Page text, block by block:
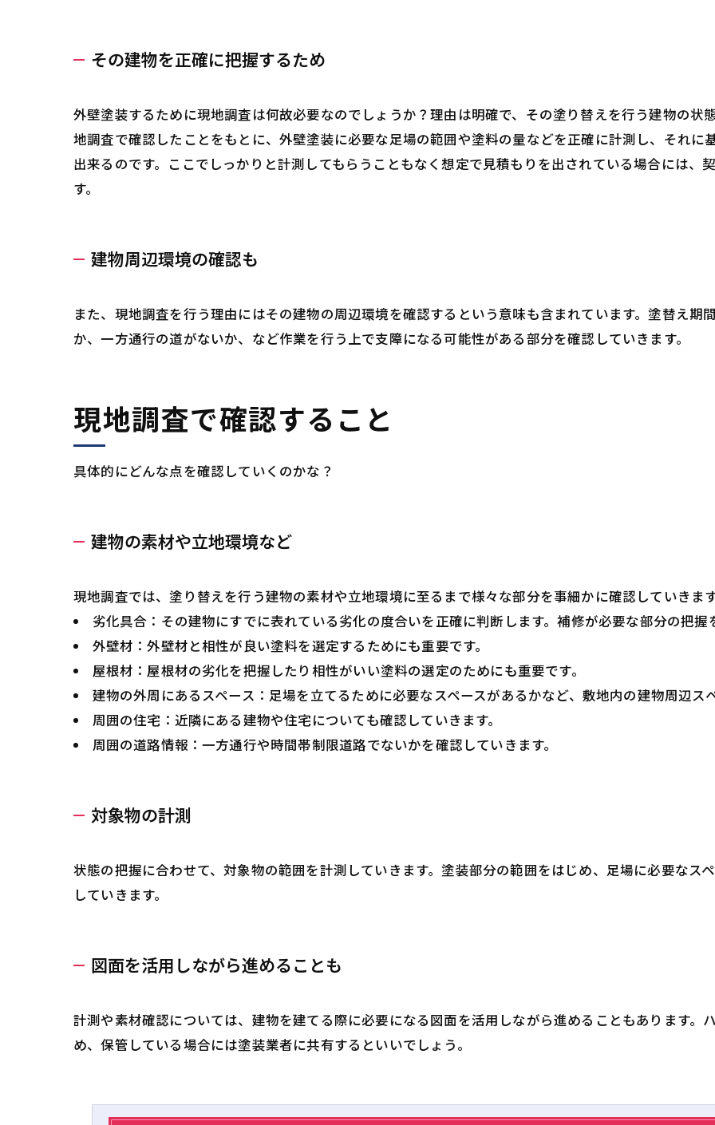
その建物を正確に把握するため
外壁塗装するために現地調査は何故必要なのでしょうか？理由は明確で、その塗り替えを行う建物の状
地調査で確認したことをもとに、外壁塗装に必要な足場の範囲や塗料の量などを正確に計測し、それ
出来るのです。ここでしっかりと計測してもらうこともなく想定で見積もりを出されている場合には、
す。
建物周辺環境の確認も
また、現地調査を行う理由にはその建物の周辺環境を確認するという意味も含まれています。塗替え期
か、一方通行の道がないか、など作業を行う上で支障になる可能性がある部分を確認していきます。
現地調査で確認すること
具体的にどんな点を確認していくのかな？
建物の素材や立地環境など
現地調査では、塗り替えを行う建物の素材や立地環境に至るまで様々な部分を事細かに確認していきま
劣化具合：その建物にすでに表れている劣化の度合いを正確に判断します。補修が必要な部分の把
外壁材：外壁材と相性が良い塗料を選定するためにも重要です。
屋根材：屋根材の劣化を把握したり相性がいい塗料の選定のためにも重要です。
建物の外周にあるスペース：足場を立てるために必要なスペースがあるかなど、敷地内の建物周辺ス
周囲の住宅：近隣にある建物や住宅についても確認していきます。
周囲の道路情報：一方通行や時間帯制限道路でないかを確認していきます。
対象物の計測
状態の把握に合わせて、対象物の範囲を計測していきます。塗装部分の範囲をはじめ、足場に必要なス
していきます。
図面を活用しながら進めることも
計測や素材確認については、建物を建てる際に必要になる図面を活用しながら進めることもあります。
め、保管している場合には塗装業者に共有するといいでしょう。